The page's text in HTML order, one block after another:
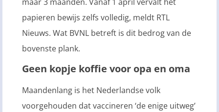
papieren bewijs zelfs volledig, meldt RTL
Nieuws. Wat BVNL betreft is dit bedrog van de
bovenste plank.
Geen kopje koffie voor opa en oma
Maandenlang is het Nederlandse volk
voorgehouden dat vaccineren ‘de enige uitweg’